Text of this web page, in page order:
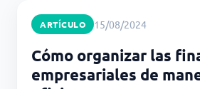
ARTÍCULO 15/08/2024
Cómo organizar las
empresariales de